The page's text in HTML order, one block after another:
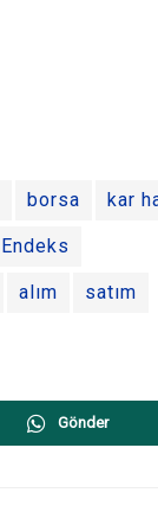
borsa kar
Endeks
alım satım
Gönder